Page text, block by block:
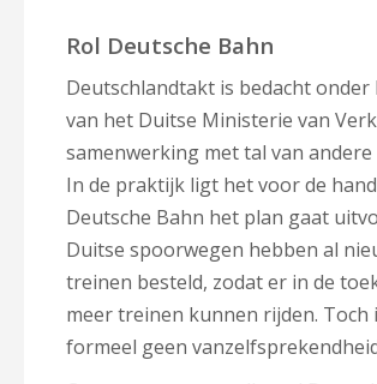
Rol Deutsche Bahn
Deutschlandtakt is bedacht onder
van het Duitse Ministerie van
samenwerking met tal van
In de praktijk ligt het voor de
Deutsche Bahn het plan gaat
Duitse spoorwegen hebben al
treinen besteld, zodat er in de
meer treinen kunnen rijden. Toch
formeel geen